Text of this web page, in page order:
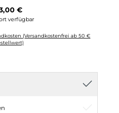
Preis:
€
verfügbar
(Versandkostenfrei ab 50 €